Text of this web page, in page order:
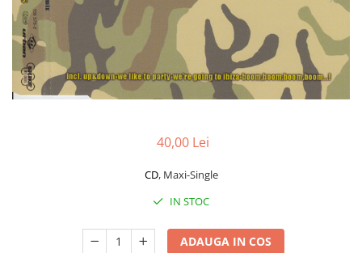
Viniluri Românești
Colecția Electrecord
40,00 Lei
CD, Maxi-Single
IN STOC
ADAUGA IN COS